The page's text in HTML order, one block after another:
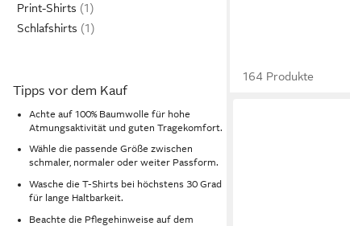
Print-Shirts
Schlafshirts
Tipps vor dem Kauf
Achte auf 100% Baumwolle für hohe
Atmungsaktivität und guten Tragekomfort.
Wähle die passende Größe zwischen
schmaler, normaler oder weiter Passform.
Wasche die T-Shirts bei höchstens 30 Grad
für lange Haltbarkeit.
Beachte die Pflegehinweise auf dem
164 Produkte